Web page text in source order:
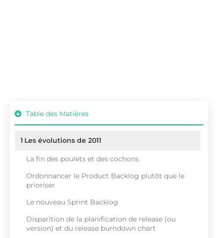
Table des Matières
1 Les évolutions de 2011
La fin des poulets et des cochons
Ordonnancer le Product Backlog plutôt que le
prioriser
Le nouveau Sprint Backlog
Disparition de la planification de release (ou
version) et du release burndown chart